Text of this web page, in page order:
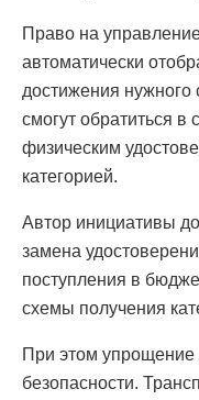
Право на
автоматически
достижения
смогут обратиться
физическим
категорией.
Автор инициативы
замена
поступления в
схемы получения
При этом упрощение
безопасности.